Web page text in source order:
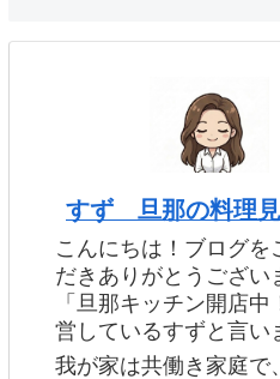
すず 旦那の料理
こんにちは！ブログを
だきありがとうござい
「旦那キッチン開店中
営しているすずと言い
我が家は共働き家庭で